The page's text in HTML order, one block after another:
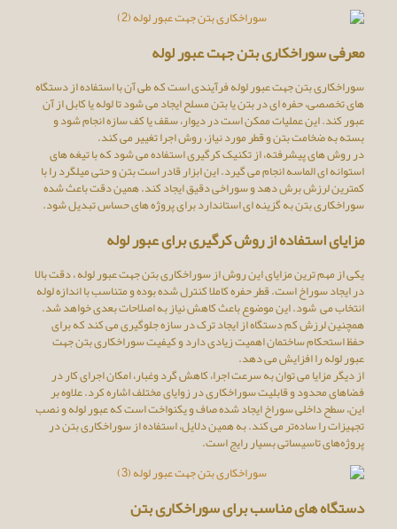
معرفی سوراخکاری بتن جهت عبور لوله
سوراخکاری بتن جهت عبور لوله فرآیندی است که طی آن با استفاده از دستگاه
‌های تخصصی، حفره ‌ای در بتن یا بتن مسلح ایجاد می ‌شود تا لوله یا کابل از آن
عبور کند. این عملیات ممکن است در دیوار، سقف یا کف سازه انجام شود و
بسته به ضخامت بتن و قطر مورد نیاز، روش اجرا تغییر می ‌کند.
در روش‌ های پیشرفته، از تکنیک کرگیری استفاده می‌ شود که با تیغه ‌های
استوانه ‌ای الماسه انجام می‌ گیرد. این ابزار قادر است بتن و حتی میلگرد را با
کمترین لرزش برش دهد و سوراخی دقیق ایجاد کند. همین دقت باعث شده
سوراخکاری بتن به گزینه ‌ای استاندارد برای پروژه ‌های حساس تبدیل شود.
مزایای استفاده از روش کرگیری برای عبور لوله
یکی از مهم‌ ترین مزایای این روش از سوراخکاری بتن جهت عبور لوله ، دقت بالا
در ایجاد سوراخ است. قطر حفره کاملا کنترل ‌شده بوده و متناسب با اندازه لوله
انتخاب می ‌ شود. این موضوع باعث کاهش نیاز به اصلاحات بعدی خواهد شد.
همچنین لرزش کم دستگاه از ایجاد ترک در سازه جلوگیری می‌ کند که برای
حفظ استحکام ساختمان اهمیت زیادی دارد و کیفیت سوراخکاری بتن جهت
عبور لوله را افزایش می ‌دهد.
از دیگر مزایا می ‌توان به سرعت اجرا، کاهش گرد وغبار، امکان اجرای کار در
فضاهای محدود و قابلیت سوراخکاری در زوایای مختلف اشاره کرد. علاوه بر
این، سطح داخلی سوراخ ایجاد شده صاف و یکنواخت است که عبور لوله و نصب
تجهیزات را ساده‌تر می ‌کند. به همین دلایل، استفاده از سوراخکاری بتن در
پروژه‌های تاسیساتی بسیار رایج است.
دستگاه‌ های مناسب برای سوراخکاری بتن